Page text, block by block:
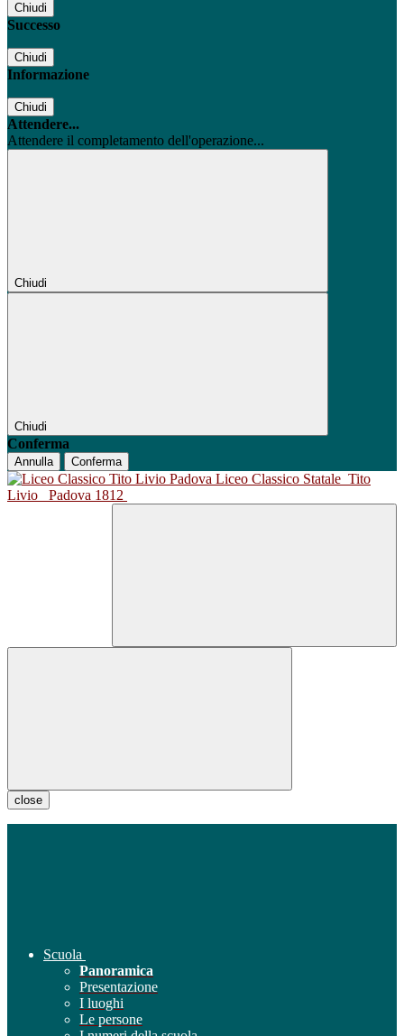
Chiudi
Successo
Chiudi
Informazione
Chiudi
Attendere...
Attendere il completamento dell'operazione...
Chiudi
Chiudi
Conferma
Annulla Conferma
Liceo Classico Statale Tito
Livio
Padova 1812
close
Scuola
Panoramica
Presentazione
I luoghi
Le persone